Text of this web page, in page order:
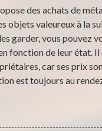
des achats de
objets valeureux à la
garder, vous pouvez
fonction de leur état. Il
car ses prix
est toujours au